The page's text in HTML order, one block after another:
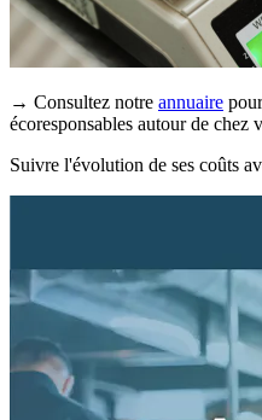
→ Consultez notre annuaire
écoresponsables autour de chez
Suivre l'évolution de ses coûts